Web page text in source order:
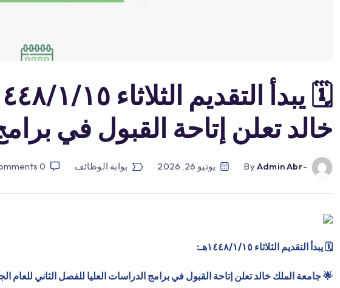
خالد تعلن إتاحة القبول في
-by
Admin Abr يونيو 26, 2026 بوابة الوظائف 0
Comments
🗓 يبدأ التقديم الثلاثاء ١٤٤٨/١/١٥هـ:
🌟 جامعة الملك خالد تعلن إتاحة القبول في برامج الدراسات العليا للفصل الثاني للعام الجامعي